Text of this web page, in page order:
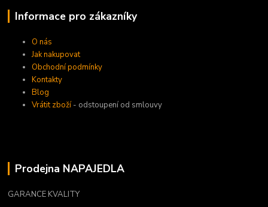
Informace pro zákazníky
O nás
Jak nakupovat
Obchodní podmínky
Kontakty
Blog
Vrátit zboží- odstoupení od smlouvy
Prodejna NAPAJEDLA
GARANCE KVALITY